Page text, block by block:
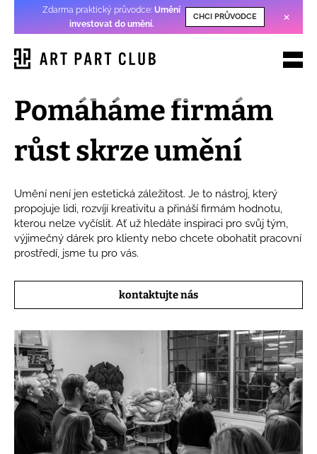
Zdarma praktický průvodce:Umění
investovat do umění.
CHCI PRŮVODCE ×
Pomáháme firmám
růst skrze umění
Umění není jen estetická záležitost. Je to nástroj, který
propojuje lidi, rozvíjí kreativitu a přináší firmám hodnotu,
kterou nelze vyčíslit. Ať už hledáte inspiraci pro svůj tým,
výjimečný dárek pro klienty nebo chcete obohatit pracovní
prostředí, jsme tu pro vás.
kontaktujte nás